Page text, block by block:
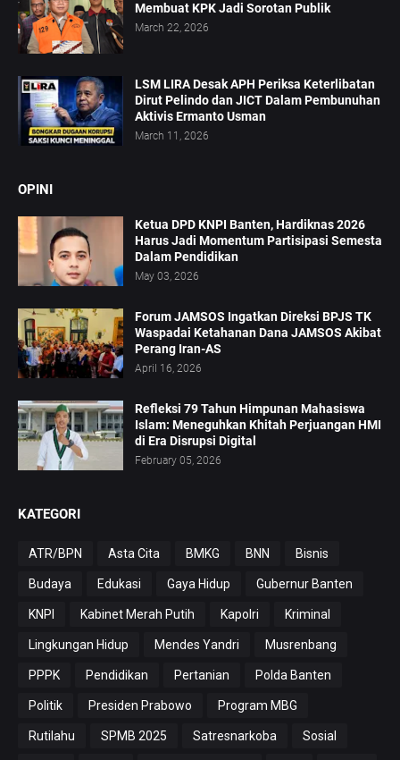
Membuat KPK Jadi Sorotan Publik
March 22, 2026
LSM LIRA Desak APH Periksa Keterlibatan
Dirut Pelindo dan JICT Dalam Pembunuhan
Aktivis Ermanto Usman
March 11, 2026
OPINI
Ketua DPD KNPI Banten, Hardiknas 2026
Harus Jadi Momentum Partisipasi Semesta
Dalam Pendidikan
May 03, 2026
Forum JAMSOS Ingatkan Direksi BPJS TK
Waspadai Ketahanan Dana JAMSOS Akibat
Perang Iran-AS
April 16, 2026
Refleksi 79 Tahun Himpunan Mahasiswa
Islam: Meneguhkan Khitah Perjuangan HMI
di Era Disrupsi Digital
February 05, 2026
KATEGORI
ATR/BPN Asta Cita BMKG BNN Bisnis
Budaya Edukasi Gaya Hidup Gubernur Banten
KNPI Kabinet Merah Putih Kapolri Kriminal
Lingkungan Hidup Mendes Yandri Musrenbang
PPPK Pendidikan Pertanian Polda Banten
Politik Presiden Prabowo Program MBG
Rutilahu SPMB 2025 Satresnarkoba Sosial